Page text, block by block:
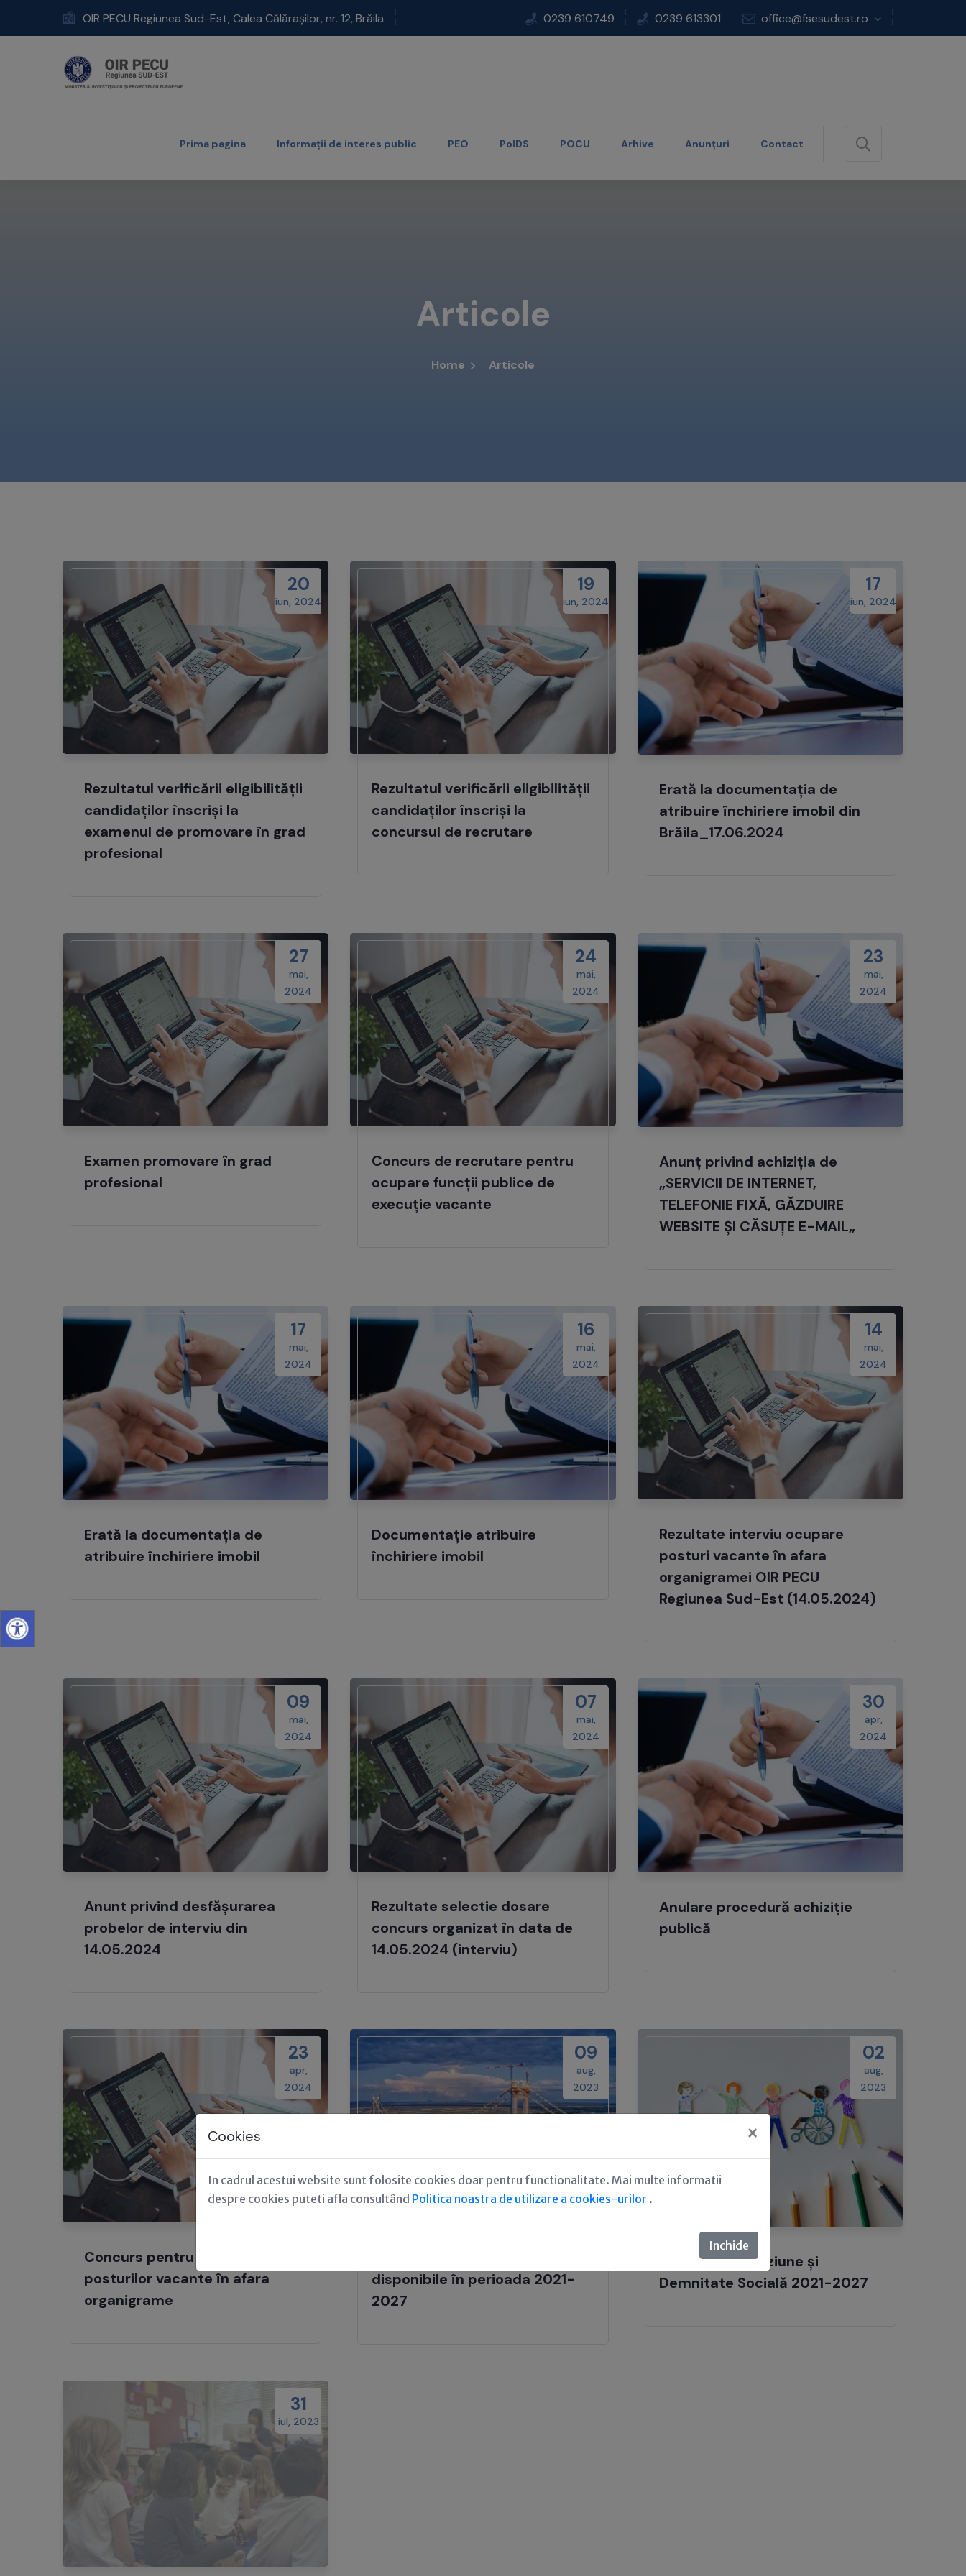
Cookies ×
In cadrul acestui website sunt folosite cookies doar pentru functionalitate. Mai multe informatii
despre cookies puteti afla consultând Politica noastra de utilizare a cookies-urilor .
Inchide
OIR PECU Regiunea Sud-Est, Calea Călărașilor, nr. 12, Brăila 0239 610749 0239 613301 office@fsesudest.ro
Prima pagina Informații de interes public PEO PoIDS POCU Arhive Anunțuri Contact
Articole
Home Articole
20
iun, 2024
Rezultatul verificării eligibilității
candidaților înscriși la
examenul de promovare în grad
profesional
19
iun, 2024
Rezultatul verificării eligibilității
candidaților înscriși la
concursul de recrutare
17
iun, 2024
Erată la documentația de
atribuire închiriere imobil din
Brăila_17.06.2024
27
mai,
2024
Examen promovare în grad
profesional
24
mai,
2024
Concurs de recrutare pentru
ocupare funcții publice de
execuție vacante
23
mai,
2024
Anunț privind achiziția de
„SERVICII DE INTERNET,
TELEFONIE FIXĂ, GĂZDUIRE
WEBSITE ȘI CĂSUȚE E-MAIL„
17
mai,
2024
Erată la documentația de
atribuire închiriere imobil
16
mai,
2024
Documentație atribuire
închiriere imobil
14
mai,
2024
Rezultate interviu ocupare
posturi vacante în afara
organigramei OIR PECU
Regiunea Sud-Est (14.05.2024)
09
mai,
2024
Anunt privind desfășurarea
probelor de interviu din
14.05.2024
07
mai,
2024
Rezultate selectie dosare
concurs organizat în data de
14.05.2024 (interviu)
30
apr,
2024
Anulare procedură achiziție
publică
23
apr,
2024
Concurs pentru ocuparea
posturilor vacante în afara
organigrame
09
aug,
2023
disponibile în perioada 2021-
2027
02
aug,
2023
Programul Incluziune și
Demnitate Socială 2021-2027
31
iul, 2023